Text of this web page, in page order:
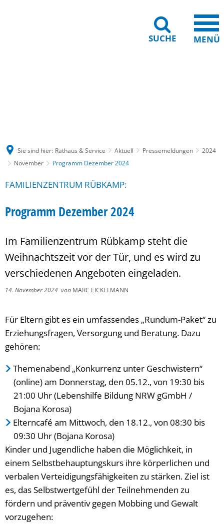
SUCHE MENÜ
Sie sind hier: Rathaus & Service Aktuell Pressemeldungen
2024
November
Programm Dezember 2024
FAMILIENZENTRUM RÜBKAMP:
Programm Dezember 2024
Im Familienzentrum Rübkamp steht die
Weihnachtszeit vor der Tür, und es wird zu
verschiedenen Angeboten eingeladen.
14. November 2024 von MARC EICKELMANN
Für Eltern gibt es ein umfassendes „Rundum-Paket“ zu
Erziehungsfragen, Versorgung und Beratung. Dazu
gehören:
Themenabend „Konkurrenz unter Geschwistern“
(online) am Donnerstag, den 05.12., von 19:30 bis
21:00 Uhr (Lebenshilfe Bildung NRW gGmbH /
Bojana Korosa)
Elterncafé am Mittwoch, den 18.12., von 08:30 bis
09:30 Uhr (Bojana Korosa)
Kinder und Jugendliche haben die Möglichkeit, in
einem Selbstbehauptungskurs ihre körperlichen und
verbalen Verteidigungsfähigkeiten zu stärken. Ziel ist
es, das Selbstwertgefühl der Teilnehmenden zu
fördern und präventiv gegen Mobbing und Gewalt
vorzugehen: